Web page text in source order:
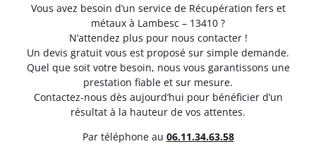
Vous avez besoin d’un service de Récupération fers et
métaux à Lambesc – 13410 ?
N’attendez plus pour nous contacter !
Un devis gratuit vous est proposé sur simple demande.
Quel que soit votre besoin, nous vous garantissons une
prestation fiable et sur mesure.
Contactez-nous dès aujourd’hui pour bénéficier d’un
résultat à la hauteur de vos attentes.
Par téléphone au 06.11.34.63.58